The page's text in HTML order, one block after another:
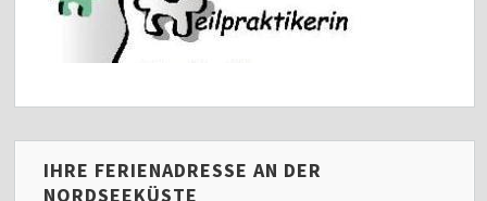
IHRE FERIENADRESSE AN DER
NORDSEEKÜSTE